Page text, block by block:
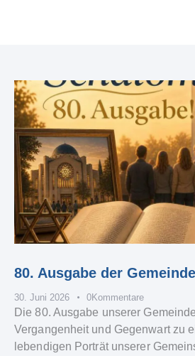
80. Ausgabe der
30. Juni 2026 0Kommentare
Die 80. Ausgabe unserer
Vergangenheit und Gegenwart zu
lebendigen Porträt unserer